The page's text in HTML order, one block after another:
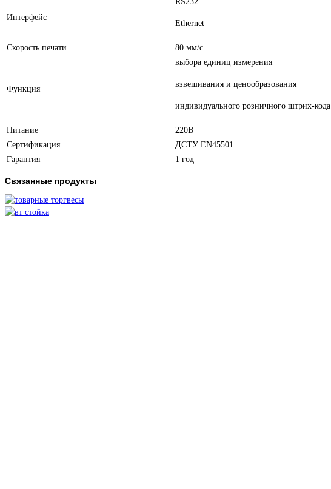
Интерфейс
Ethernet
Скорость печати 80 мм/с
Функция
выбора единиц измерения
взвешивания и ценообразования
индивидуального розничного штрих-кода
Питание
220В
Сертификация
ДСТУ EN45501
Гарантия
1 год
Связанные продукты